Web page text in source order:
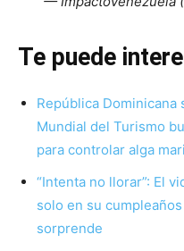
Te puede
República Dominicana
Mundial del Turismo
para controlar alga
“Intenta no llorar”: El
solo en su
sorprende